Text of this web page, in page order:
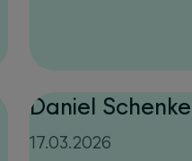
Daniel
17.03.2026